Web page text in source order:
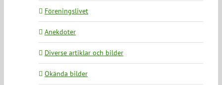
Föreningslivet
Anekdoter
Diverse artiklar och bilder
Okända bilder